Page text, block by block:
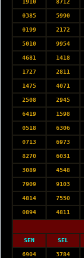
1910 8712
0385 5990
0199 2172
5010 9954
4681 1418
1727 2811
1475 4071
2508 2945
6419 1598
0518 6306
0713 6973
8270 6031
3089 4548
7909 9103
4814 7550
0894 4811
SEN SEL
6904 3784